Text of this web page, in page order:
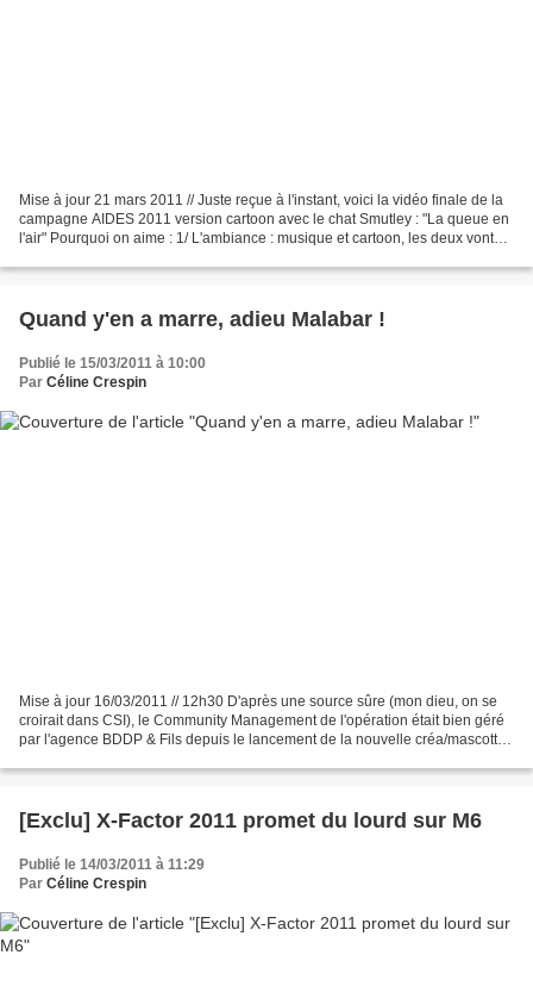
Mise à jour 21 mars 2011 // Juste reçue à l'instant, voici la vidéo finale de la
campagne AIDES 2011 version cartoon avec le chat Smutley : "La queue en
l'air" Pourquoi on aime : 1/ L'ambiance : musique et cartoon, les deux vont
Quand y'en a marre, adieu Malabar !
Publié le 15/03/2011 à 10:00
Par Céline Crespin
Mise à jour 16/03/2011 // 12h30 D'après une source sûre (mon dieu, on se
croirait dans CSI), le Community Management de l'opération était bien géré
par l'agence BDDP & Fils depuis le lancement de la nouvelle créa/mascotte
[Exclu] X-Factor 2011 promet du lourd sur M6
Publié le 14/03/2011 à 11:29
Par Céline Crespin